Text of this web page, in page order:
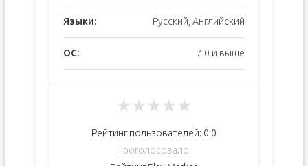
Языки: Русский, Английский
ОС: 7.0 и выше
★★★★★
Рейтинг пользователей: 0.0
Проголосовало: